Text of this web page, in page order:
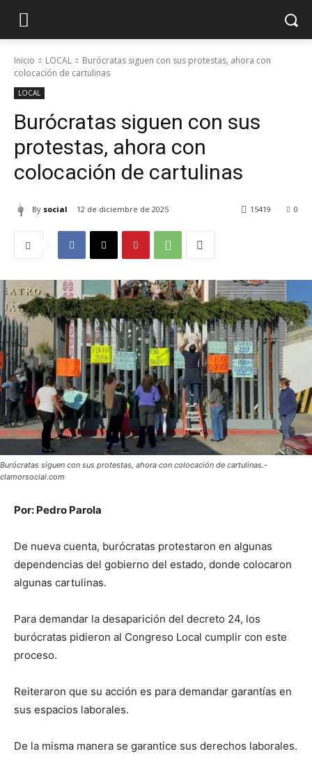
Inicio LOCAL
Burócratas siguen con sus protestas, ahora con
colocación de cartulinas
LOCAL
Burócratas siguen con sus
protestas, ahora con
colocación de cartulinas
By social 12 de diciembre de 2025 0
15419
Burócratas siguen con sus protestas, ahora con colocación de cartulinas.-
clamorsocial.com
Por: Pedro Parola
De nueva cuenta, burócratas protestaron en algunas
dependencias del gobierno del estado, donde colocaron
algunas cartulinas.
Para demandar la desaparición del decreto 24, los
burócratas pidieron al Congreso Local cumplir con este
proceso.
Reiteraron que su acción es para demandar garantías en
sus espacios laborales.
De la misma manera se garantice sus derechos laborales.